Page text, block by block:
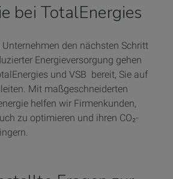
bei TotalEnergies
den nächsten Schritt
Energieversorgung gehen
und VSB bereit, Sie auf
Mit maßgeschneiderten
helfen wir Firmenkunden,
zu optimieren und ihren CO₂-